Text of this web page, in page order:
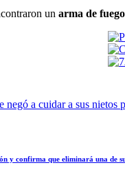
un arma de fuego
negó a cuidar a sus nietos
y confirma que eliminará una de